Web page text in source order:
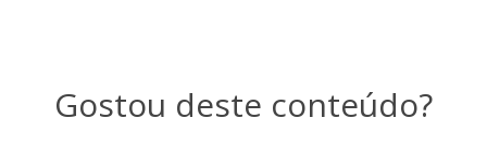
Gostou deste conteúdo?